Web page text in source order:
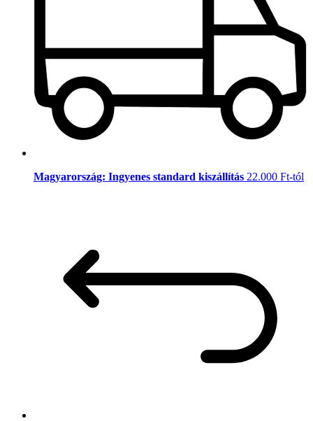
Magyarország: Ingyenes standard kiszállítás 22.000 Ft-tól